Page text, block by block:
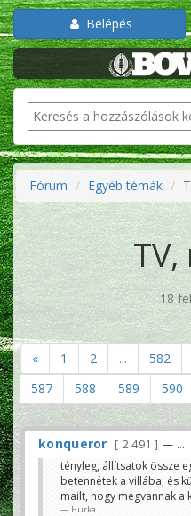
Belépés
Fórum Egyéb témák
18
« 1 2 ... 582
587
588 589 590
konqueror 2 491 — ...
tényleg, állítsatok össze
betennétek a villába, és
mailt, hogy megvannak a
Hurka